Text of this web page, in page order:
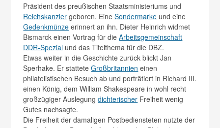
Präsident des preußischen Staatsministeriums und
Reichskanzler geboren. EineSondermarke und eine
Gedenkmünze erinnert an ihn. Dieter Heinrich widmet
Bismarck einen Vortrag für dieArbeitsgemeinschaft
DDR-Spezial und das Titelthema für die DBZ.
Etwas weiter in die Geschichte zurück blickt Jan
Sperhake. Er statteteGroßbritannien einen
philatelistischen Besuch ab und porträtiert in Richard III.
einen König, dem William Shakespeare in wohl recht
großzügiger Auslegungdichterischer Freiheit wenig
Gutes nachsagte.
Die Freiheit der damaligen Postbediensteten nutzte der